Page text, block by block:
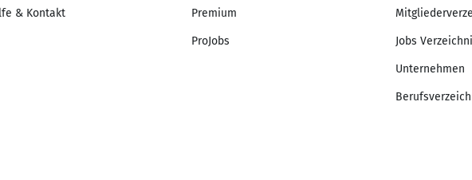
& Kontakt Premium
ProJobs Jobs
Unternehmen